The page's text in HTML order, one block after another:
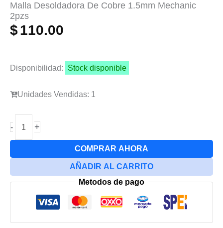
Malla Desoldadora De Cobre 1.5mm Mechanic
2pzs
$110.00
Disponibilidad: Stock disponible
Unidades Vendidas: 1
-
Desoldadora
Cobre
Mechanic
cantidad
+
COMPRAR AHORA
AÑADIR AL CARRITO
Metodos de pago